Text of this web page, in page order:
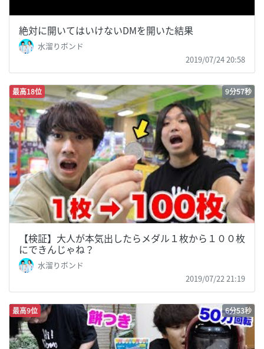
絶対に開いてはいけないDMを開いた結果
水溜りボンド
2019/07/24 20:58
最高18位 9分57秒
【検証】大人が本気出したらメダル１枚から１００枚
にできんじゃね？
水溜りボンド
2019/07/22 21:19
最高9位 6分53秒